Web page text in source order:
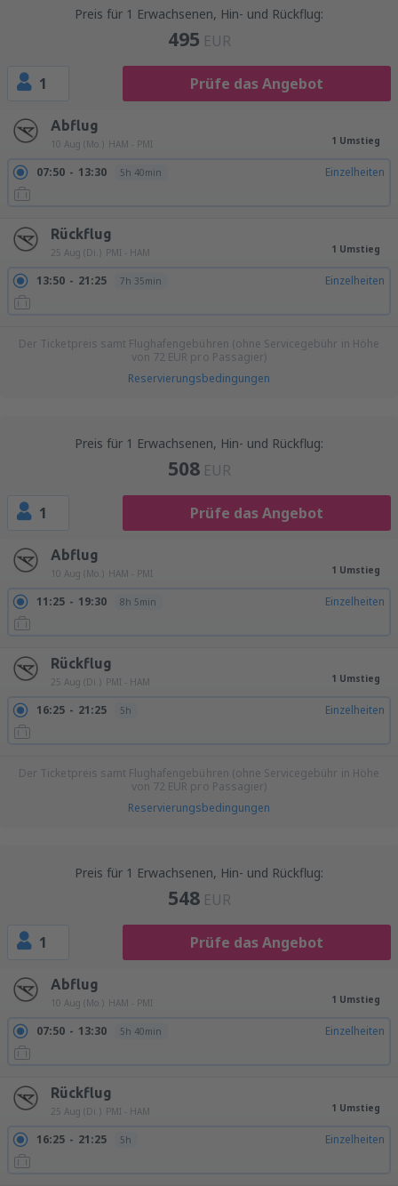
Preis für 1 Erwachsenen, Hin- und Rückflug:
495 EUR
1 Prüfe das Angebot
Abflug
10 Aug (Mo.) HAM - PMI 1 Umstieg
07:50 13:30 5h 40min Einzelheiten
Rückflug
25 Aug (Di.) PMI - HAM 1 Umstieg
13:50 21:25 7h 35min Einzelheiten
Der Ticketpreis samt Flughafengebühren (ohne Servicegebühr in Höhe
von 72 EUR pro Passagier)
Reservierungsbedingungen
Preis für 1 Erwachsenen, Hin- und Rückflug:
508 EUR
1 Prüfe das Angebot
Abflug
10 Aug (Mo.) HAM - PMI 1 Umstieg
11:25 19:30 8h 5min Einzelheiten
Rückflug
25 Aug (Di.) PMI - HAM 1 Umstieg
16:25 21:25 5h Einzelheiten
Der Ticketpreis samt Flughafengebühren (ohne Servicegebühr in Höhe
von 72 EUR pro Passagier)
Reservierungsbedingungen
Preis für 1 Erwachsenen, Hin- und Rückflug:
548 EUR
1 Prüfe das Angebot
Abflug
10 Aug (Mo.) HAM - PMI 1 Umstieg
07:50 13:30 5h 40min Einzelheiten
Rückflug
25 Aug (Di.) PMI - HAM 1 Umstieg
16:25 21:25 5h Einzelheiten